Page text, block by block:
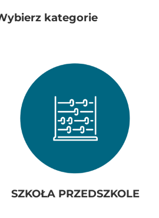
kategorie
SZKOŁA PRZEDSZKOLE